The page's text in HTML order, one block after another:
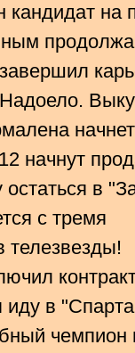
на
начнут
в
с тремя
телезвезды!
в
чемпион